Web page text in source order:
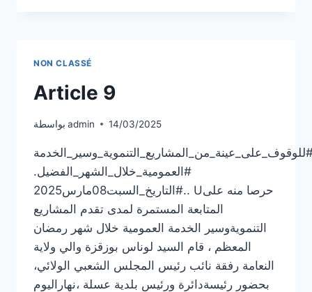
NON CLASSÉ
Article 9
بواسطة admin 14/03/2025
#العمومية_خلال_الشهر_الفضيل.
#التاريخ_السبت08مارس2025.. Uحرصا منه على
المتابعة المستمرة لمدى تقدم المشاريع
التنمويةوسير الخدمة العمومية خلال شهر رمضان
المعظم ، قام السيد لوناس بوزقزة والي ولاية
النعامة رفقة نائب رئيس المجلس الشعبي الولائي،
بحضور رئيسةدائرة ورئيس بلدية عسلة ،نهاراليوم